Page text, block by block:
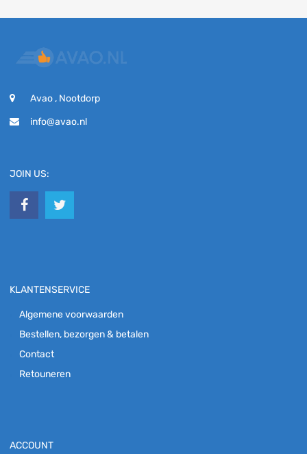
Avao , Nootdorp
info@avao.nl
JOIN US:
KLANTENSERVICE
Algemene voorwaarden
Bestellen, bezorgen & betalen
Contact
Retouneren
ACCOUNT